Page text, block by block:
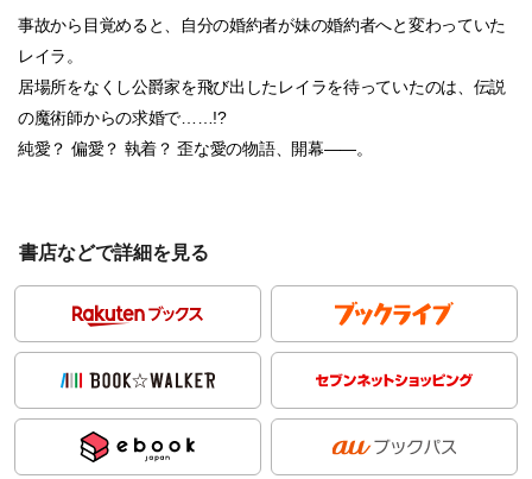
事故から目覚めると、自分の婚約者が妹の婚約者へと変わっていた
レイラ。
居場所をなくし公爵家を飛び出したレイラを待っていたのは、伝説
の魔術師からの求婚で……!?
純愛？ 偏愛？ 執着？ 歪な愛の物語、開幕――。
書店などで詳細を見る